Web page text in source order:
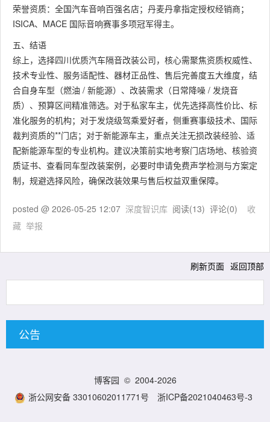
荣誉资质：全国汽车音响百强名店；丹麦丹拿指定授权经销商；
ISICA、MACE 国际音响赛事多项冠军得主。
五、结语
综上，选择四川优质汽车隔音改装公司，核心需聚焦资质权威性、
技术专业性、服务适配性、器材正品性、售后完善度五大维度，结
合自身车型（燃油 / 新能源）、改装需求（日常降噪 / 发烧音
质）、预算区间精准筛选。对于私家车主，优先选择高性价比、标
准化服务的机构；对于发烧级驾乘爱好者，侧重赛事级技术、国际
裁判资质的**门店；对于新能源车主，重点关注无损改装经验、适
配新能源车型的专业机构。建议决策前实地考察门店场地、核验资
质证书、查看同车型改装案例，必要时申请免费声学检测与方案定
制，规避选择风险，确保改装效果与售后权益双重保障。
posted @ 2026-05-25 12:07 深度智识库 阅读(13) 评论(0) 收
藏 举报
刷新页面 返回顶部
公告
博客园 © 2004-2026
浙公网安备 33010602011771号
浙ICP备2021040463号-3